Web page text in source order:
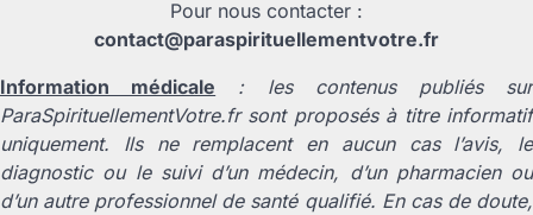
Pour nous contacter :
contact@paraspirituellementvotre.fr
Information médicale : les contenus publiés sur
ParaSpirituellementVotre.fr sont proposés à titre informatif
uniquement. Ils ne remplacent en aucun cas l’avis, le
diagnostic ou le suivi d’un médecin, d’un pharmacien ou
d’un autre professionnel de santé qualifié. En cas de doute,